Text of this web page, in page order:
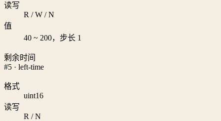
读写
R / W / N
值
40 ~ 200，步长 1
剩余时间
#5 · left-time
格式
uint16
读写
R / N